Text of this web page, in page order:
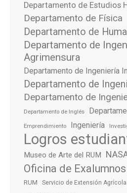
Departamento de Estudios
Departamento de Física
Departamento de
Departamento de
Agrimensura
Departamento de Ingeniería
Departamento de
Departamento de
Departamento de Inglés
Emprendimiento Ingeniería
Logros
Museo de Arte del RUM
Oficina de
RUM Servicio de Extensión Agrícola